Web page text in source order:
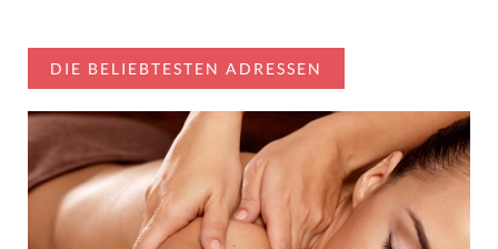
DIE BELIEBTESTEN ADRESSEN